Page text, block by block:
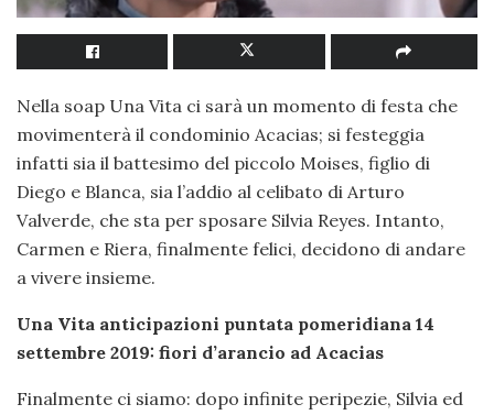
Nella soap Una Vita ci sarà un momento di festa che
movimenterà il condominio Acacias; si festeggia
infatti sia il battesimo del piccolo Moises, figlio di
Diego e Blanca, sia l’addio al celibato di Arturo
Valverde, che sta per sposare Silvia Reyes. Intanto,
Carmen e Riera, finalmente felici, decidono di andare
a vivere insieme.
Una Vita anticipazioni puntata pomeridiana 14
settembre 2019: fiori d’arancio ad Acacias
Finalmente ci siamo: dopo infinite peripezie, Silvia ed